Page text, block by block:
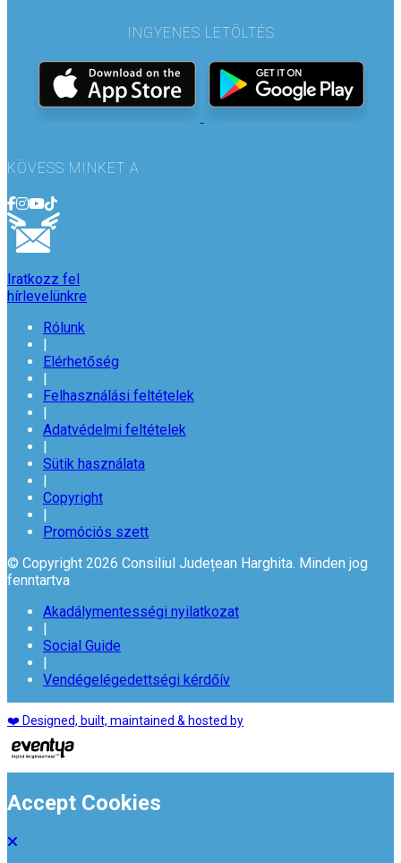
INGYENES LETÖLTÉS
KÖVESS MINKET A
Iratkozz fel
hírlevelünkre
Rólunk
|
Elérhetőség
|
Felhasználási feltételek
|
Adatvédelmi feltételek
|
Sütik használata
|
Copyright
|
Promóciós szett
© Copyright 2026 Consiliul Județean Harghita. Minden jog
fenntartva
Akadálymentességi nyilatkozat
|
Social Guide
|
Vendégelégedettségi kérdőív
❤️ Designed, built, maintained & hosted by
Accept Cookies